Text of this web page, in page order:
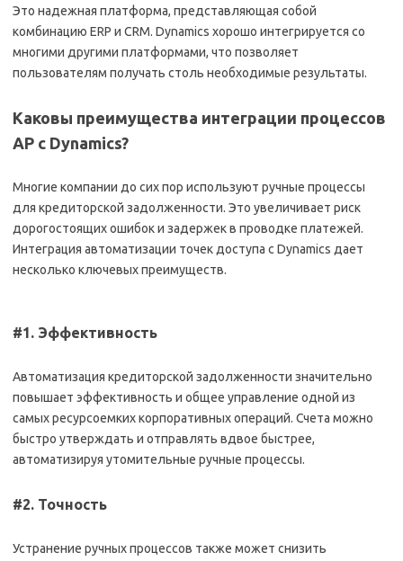
Это надежная платформа, представляющая собой
комбинацию ERP и CRM. Dynamics хорошо интегрируется со
многими другими платформами, что позволяет
пользователям получать столь необходимые результаты.
Каковы преимущества интеграции процессов
AP с Dynamics?
Многие компании до сих пор используют ручные процессы
для кредиторской задолженности. Это увеличивает риск
дорогостоящих ошибок и задержек в проводке платежей.
Интеграция автоматизации точек доступа с Dynamics дает
несколько ключевых преимуществ.
#1. Эффективность
Автоматизация кредиторской задолженности значительно
повышает эффективность и общее управление одной из
самых ресурсоемких корпоративных операций. Счета можно
быстро утверждать и отправлять вдвое быстрее,
автоматизируя утомительные ручные процессы.
#2. Точность
Устранение ручных процессов также может снизить